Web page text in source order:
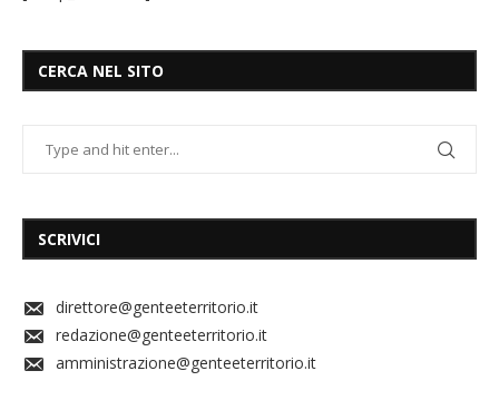
CERCA NEL SITO
SCRIVICI
direttore@genteeterritorio.it
redazione@genteeterritorio.it
amministrazione@genteeterritorio.it